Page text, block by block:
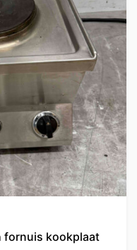
fornuis kookplaat